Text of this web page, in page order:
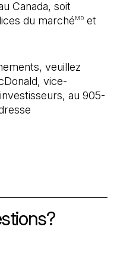
Canada, soit
du marchéMD et
veuillez
vice-
au 905-